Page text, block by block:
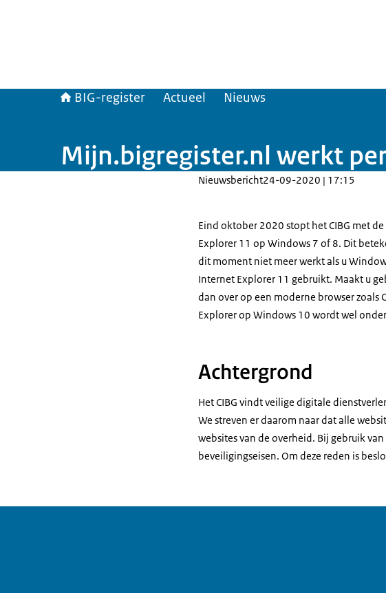
BIG-register Actueel Nieuws
Mijn.bigregister.nl werkt
Nieuwsbericht24-09-2020 | 17:15
Eind oktober 2020 stopt het CIBG met
Explorer 11 op Windows 7 of 8. Dit
dit moment niet meer werkt als u
Internet Explorer 11 gebruikt. Maakt u
dan over op een moderne browser zoals
Explorer op Windows 10 wordt wel
Achtergrond
Het CIBG vindt veilige digitale
We streven er daarom naar dat alle
websites van de overheid. Bij gebruik
beveiligingseisen. Om deze reden is